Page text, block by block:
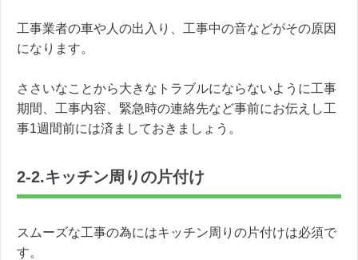
工事業者の車や人の出入り、工事中の音などがその原因
になります。
ささいなことから大きなトラブルにならないように工事
期間、工事内容、緊急時の連絡先など事前にお伝えし工
事1週間前には済ましておきましょう。
2-2.キッチン周りの片付け
スムーズな工事の為にはキッチン周りの片付けは必須で
す。